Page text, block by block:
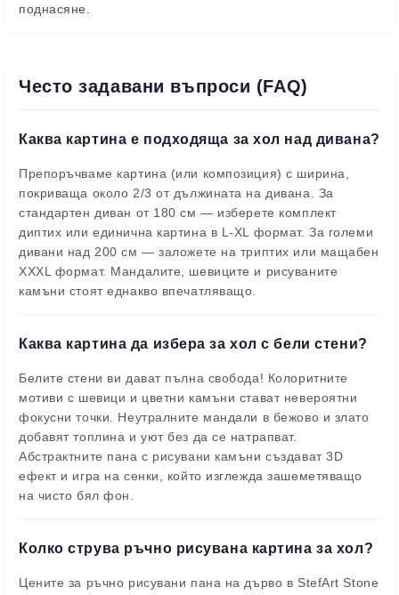
поднасяне.
Често задавани въпроси (FAQ)
Каква картина е подходяща за хол над дивана?
Препоръчваме картина (или композиция) с ширина,
покриваща около 2/3 от дължината на дивана. За
стандартен диван от 180 см — изберете комплект
диптих или единична картина в L-XL формат. За големи
дивани над 200 см — заложете на триптих или мащабен
XXXL формат. Мандалите, шевиците и рисуваните
камъни стоят еднакво впечатляващо.
Каква картина да избера за хол с бели стени?
Белите стени ви дават пълна свобода! Колоритните
мотиви с шевици и цветни камъни стават невероятни
фокусни точки. Неутралните мандали в бежово и злато
добавят топлина и уют без да се натрапват.
Абстрактните пана с рисувани камъни създават 3D
ефект и игра на сенки, който изглежда зашеметяващо
на чисто бял фон.
Колко струва ръчно рисувана картина за хол?
Цените за ръчно рисувани пана на дърво в StefArt Stone